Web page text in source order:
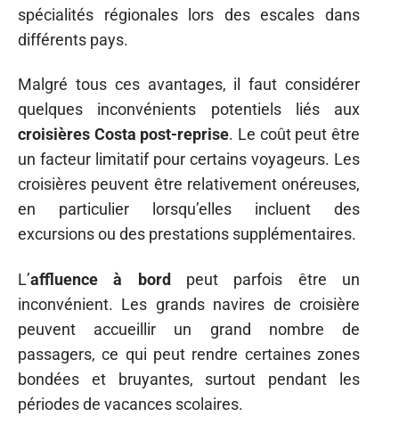
spécialités régionales lors des escales dans
différents pays.
Malgré tous ces avantages, il faut considérer
quelques inconvénients potentiels liés aux
croisières Costa post-reprise. Le coût peut être
un facteur limitatif pour certains voyageurs. Les
croisières peuvent être relativement onéreuses,
en particulier lorsqu’elles incluent des
excursions ou des prestations supplémentaires.
L’affluence à bordpeut parfois être un
inconvénient. Les grands navires de croisière
peuvent accueillir un grand nombre de
passagers, ce qui peut rendre certaines zones
bondées et bruyantes, surtout pendant les
périodes de vacances scolaires.